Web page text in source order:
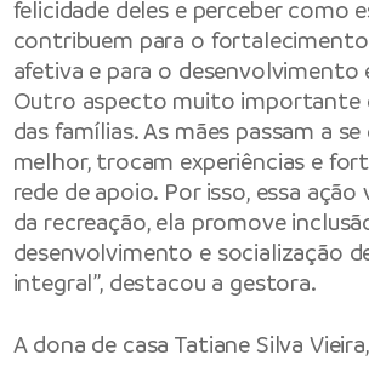
felicidade deles e perceber como
contribuem para o
afetiva e para o desenvolvimento
Outro aspecto muito importante
das famílias. As mães passam a
melhor, trocam experiências e
rede de apoio. Por isso, essa
da recreação, ela promove
desenvolvimento e socialização
integral”, destacou a gestora.
A dona de casa Tatiane Silva